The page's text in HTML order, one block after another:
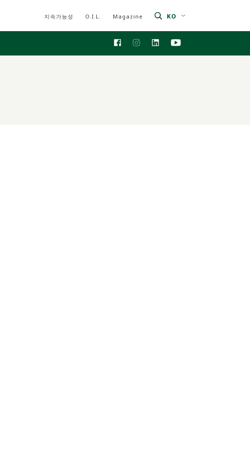
지속가능성 O.I.L. Magazine KO